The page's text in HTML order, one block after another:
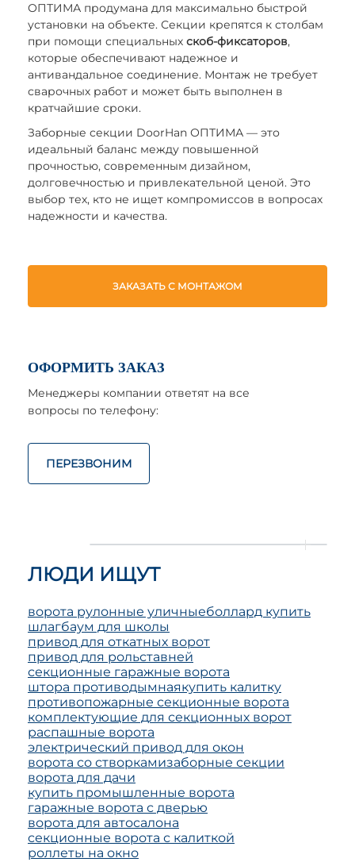
ОПТИМА продумана для максимально быстрой
установки на объекте. Секции крепятся к столбам
при помощи специальных скоб-фиксаторов,
которые обеспечивают надежное и
антивандальное соединение. Монтаж не требует
сварочных работ и может быть выполнен в
кратчайшие сроки.
Заборные секции DoorHan ОПТИМА — это
идеальный баланс между повышенной
прочностью, современным дизайном,
долговечностью и привлекательной ценой. Это
выбор тех, кто не ищет компромиссов в вопросах
надежности и качества.
ЗАКАЗАТЬ С МОНТАЖОМ
ОФОРМИТЬ ЗАКАЗ
Менеджеры компании ответят на все
вопросы по телефону:
ПЕРЕЗВОНИМ
ЛЮДИ ИЩУТ
ворота рулонные уличныеболлард купить
шлагбаум для школы
привод для откатных ворот
привод для рольставней
секционные гаражные ворота
штора противодымнаякупить калитку
противопожарные секционные ворота
комплектующие для секционных ворот
распашные ворота
электрический привод для окон
ворота со створкамизаборные секции
ворота для дачи
купить промышленные ворота
гаражные ворота с дверью
ворота для автосалона
секционные ворота с калиткой
роллеты на окно